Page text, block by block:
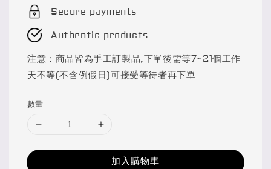
Secure payments
Authentic products
注意：商品皆為手工訂製品,下單後需等7~21個工作
天不等(不含例假日)可接受等待者再下單
數量
加入購物車